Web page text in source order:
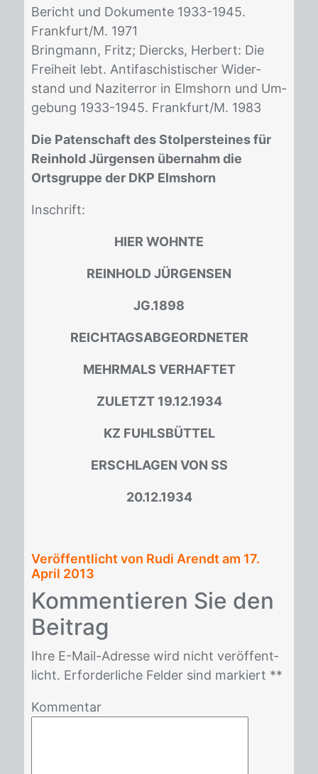
Be­richt und Do­ku­men­te 1933-1945.
Frank­furt/​M. 1971
Bring­mann, Fritz; Diercks, Her­bert: Die
Frei­heit lebt. An­ti­fa­schis­ti­scher Wi­der­
stand und Na­zi­ter­ror in Elms­horn und Um­
ge­bung 1933-1945. Frank­furt/​M. 1983
Die Patenschaft des Stolpersteines für
Reinhold Jürgensen übernahm die
Ortsgruppe der DKP Elmshorn
In­schrift:
HIER WOHNTE
REINHOLD JÜRGENSEN
JG.1898
REICHTAGSABGEORDNETER
MEHRMALS VERHAFTET
ZULETZT 19.12.1934
KZ FUHLSBÜTTEL
ERSCHLAGEN VON SS
20.12.1934
Veröffentlicht von Rudi Arendt am 17.
April 2013
Kom­men­tie­ren Sie den
Bei­trag
Ihre E-Mail-Adres­se wird nicht ver­öf­fent­
licht. Er­for­der­li­che Fel­der sind mar­kiert **
Kommentar